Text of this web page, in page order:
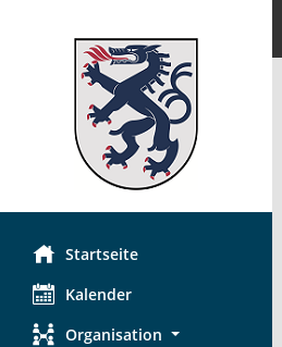
Startseite
Kalender
Organisation